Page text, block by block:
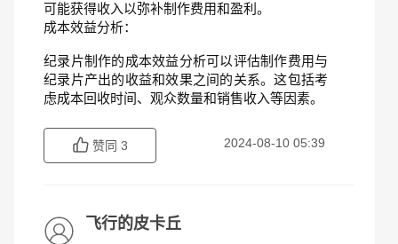
可能获得收入以弥补制作费用和盈利。
成本效益分析：
纪录片制作的成本效益分析可以评估制作费用与
纪录片产出的收益和效果之间的关系。这包括考
虑成本回收时间、观众数量和销售收入等因素。
赞同 3 2024-08-10 05:39
飞行的皮卡丘